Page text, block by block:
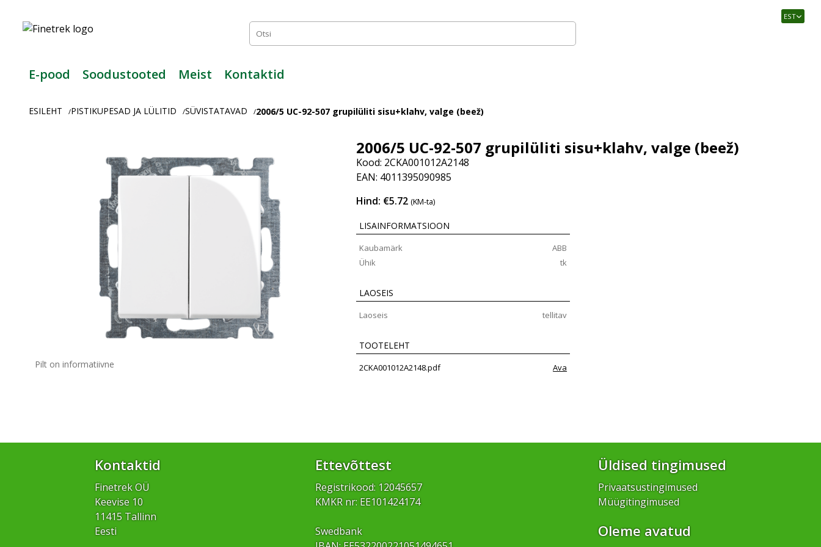
Usaldusväärne
tööstusautomaatika
EST
E-pood Soodustooted Meist Kontaktid
ESILEHT /PISTIKUPESAD JA LÜLITID /SÜVISTATAVAD /2006/5 UC-92-507 grupilüliti sisu+klahv, valge (beež)
Pilt on informatiivne
2006/5 UC-92-507 grupilüliti sisu+klahv, valge (beež)
Kood: 2CKA001012A2148
EAN: 4011395090985
Hind: €5.72(KM-ta)
LISAINFORMATSIOON
Kaubamärk
ABB
Ühik
tk
LAOSEIS
Laoseis tellitav
TOOTELEHT
2CKA001012A2148.pdf Ava
Kontaktid
Finetrek OÜ
Keevise 10
11415 Tallinn
Eesti
Ettevõttest
Registrikood: 12045657
KMKR nr: EE101424174
Swedbank
Üldised tingimused
Privaatsustingimused
Müügitingimused
Oleme avatud